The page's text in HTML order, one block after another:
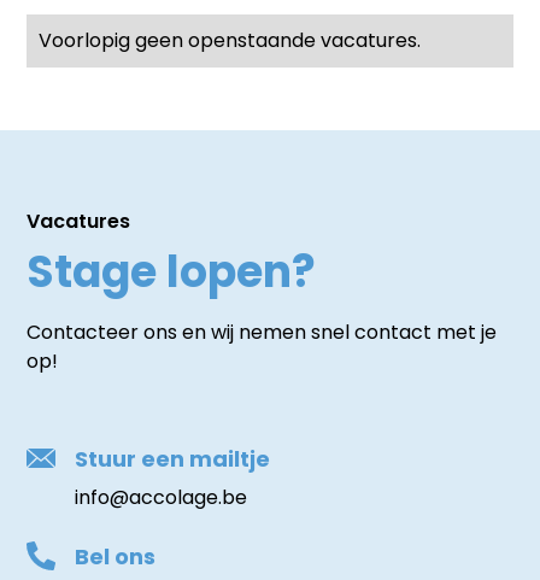
Voorlopig geen openstaande vacatures.
Vacatures
Stage lopen?
Contacteer ons en wij nemen snel contact met je
op!
Stuur een mailtje
info@accolage.be
Bel ons